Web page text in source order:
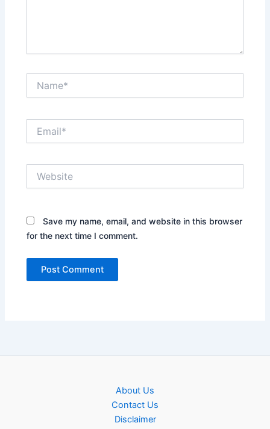
Save my name, email, and website in this browser
for the next time I comment.
About Us
Contact Us
Disclaimer